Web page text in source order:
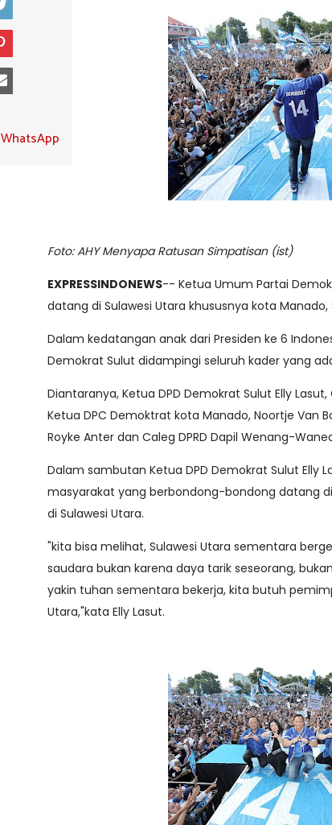
WhatsApp
Foto: AHY Menyapa Ratusan Simpatisan (ist)
EXPRESSINDONEWS-- Ketua Umum Partai
datang di Sulawesi Utara khususnya kota
Dalam kedatangan anak dari Presiden ke 6
Demokrat Sulut didampingi seluruh kader yang
Diantaranya, Ketua DPD Demokrat Sulut Elly Lasut,
Ketua DPC Demoktrat kota Manado, Noortje Van
Royke Anter dan Caleg DPRD Dapil Wenang-
Dalam sambutan Ketua DPD Demokrat Sulut Elly
masyarakat yang berbondong-bondong datang
di Sulawesi Utara.
"kita bisa melihat, Sulawesi Utara sementara
saudara bukan karena daya tarik seseorang,
yakin tuhan sementara bekerja, kita butuh
Utara,"kata Elly Lasut.